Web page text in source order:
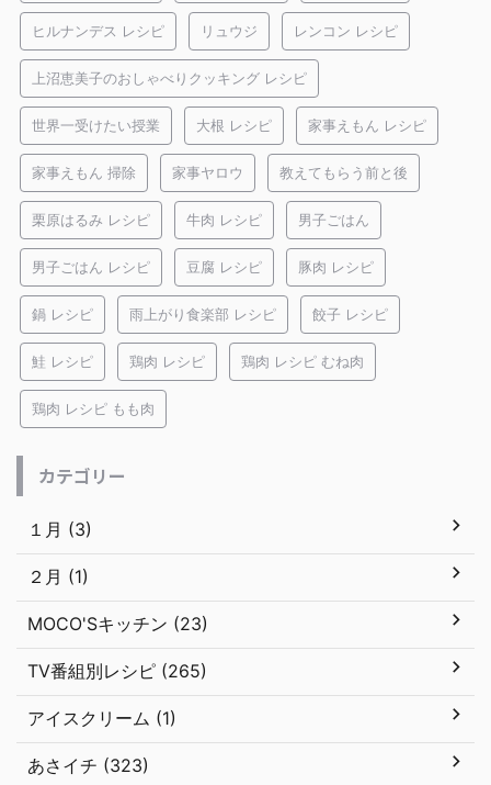
ヒルナンデス レシピ リュウジ レンコン レシピ
上沼恵美子のおしゃべりクッキング レシピ
世界一受けたい授業 大根 レシピ 家事えもん レシピ
家事えもん 掃除 家事ヤロウ 教えてもらう前と後
栗原はるみ レシピ 牛肉 レシピ 男子ごはん
男子ごはん レシピ 豆腐 レシピ 豚肉 レシピ
鍋 レシピ 雨上がり食楽部 レシピ 餃子 レシピ
鮭 レシピ 鶏肉 レシピ 鶏肉 レシピ むね肉
鶏肉 レシピ もも肉
カテゴリー
１月 (3)
２月 (1)
MOCO'Sキッチン (23)
TV番組別レシピ (265)
アイスクリーム (1)
あさイチ (323)